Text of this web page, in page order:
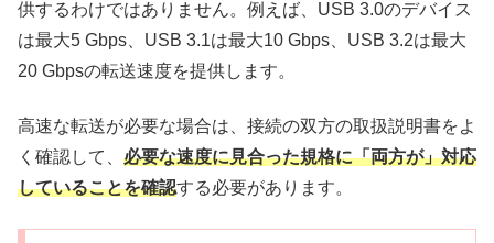
供するわけではありません。例えば、USB 3.0のデバイス
は最大5 Gbps、USB 3.1は最大10 Gbps、USB 3.2は最大
20 Gbpsの転送速度を提供します。
高速な転送が必要な場合は、接続の双方の取扱説明書をよ
く確認して、 必要な速度に見合った規格に「両方が」対応
していることを確認する必要があります。